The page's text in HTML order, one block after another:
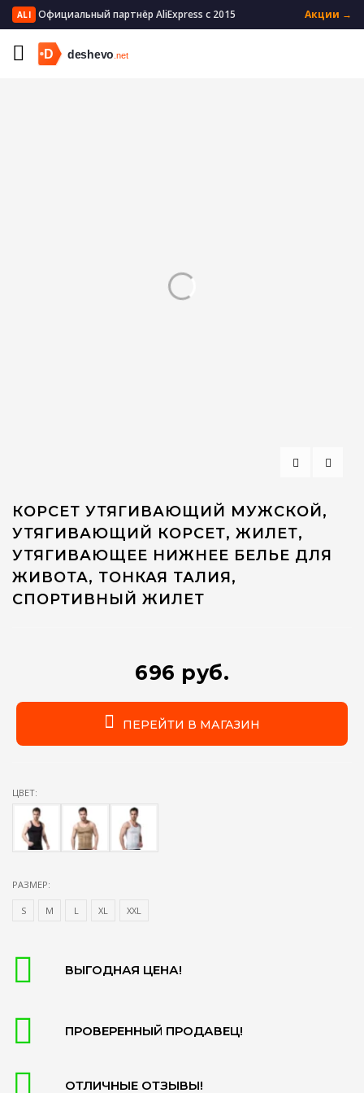
ALI Официальный партнёр AliExpress с 2015 Акции →
Главная Мужская одежда
Корректирующее белье
КОРСЕТ УТЯГИВАЮЩИЙ МУЖСКОЙ,
УТЯГИВАЮЩИЙ КОРСЕТ, ЖИЛЕТ,
УТЯГИВАЮЩЕЕ НИЖНЕЕ БЕЛЬЕ ДЛЯ
ЖИВОТА, ТОНКАЯ ТАЛИЯ,
СПОРТИВНЫЙ ЖИЛЕТ
696 руб.
ПЕРЕЙТИ В МАГАЗИН
ЦВЕТ:
РАЗМЕР:
S М L XL XXL
ВЫГОДНАЯ ЦЕНА!
ПРОВЕРЕННЫЙ ПРОДАВЕЦ!
ОТЛИЧНЫЕ ОТЗЫВЫ!